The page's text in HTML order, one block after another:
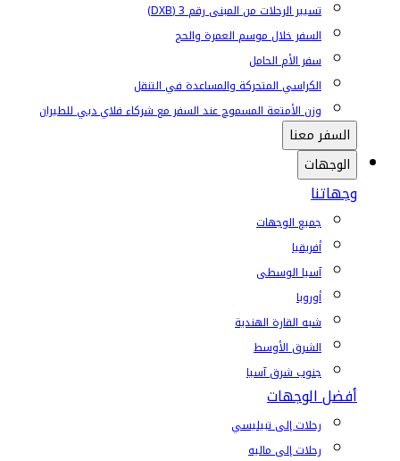
تسيير الرحلات من المبنى رقم 3 (DXB)
السفر خلال موسم العمرة والحج
سفر الأم الحامل
الكراسي المتحركة والمساعدة في التنقل
وزن الأمتعة المسموح عند السفر مع شركاء فلاي دبي للطيران
السفر معنا
الوجهات
وجهاتنا
جميع الوجهات
أفريقيا
آسيا الوسطى
أوروبا
شبه القارة الهندية
الشرق الأوسط
جنوب شرق آسيا
أفضل الوجهات
رحلات إلى تبيليسي
رحلات إلى ماليه